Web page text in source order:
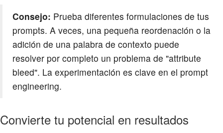
Consejo: Prueba diferentes formulaciones de tus
prompts. A veces, una pequeña reordenación o la
adición de una palabra de contexto puede
resolver por completo un problema de "attribute
bleed". La experimentación es clave en el prompt
engineering.
Convierte tu potencial en resultados